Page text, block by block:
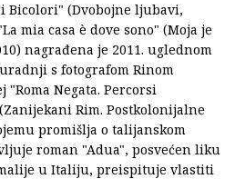
Bicolori" (Dvobojne ljubavi,
mia casa è dove sono" (Moja je
nagrađena je 2011. uglednom
s fotografom Rinom
Negata. Percorsi
Rim. Postkolonijalne
promišlja o talijanskom
roman "Adua", posvećen liku
u Italiju, preispituje vlastiti